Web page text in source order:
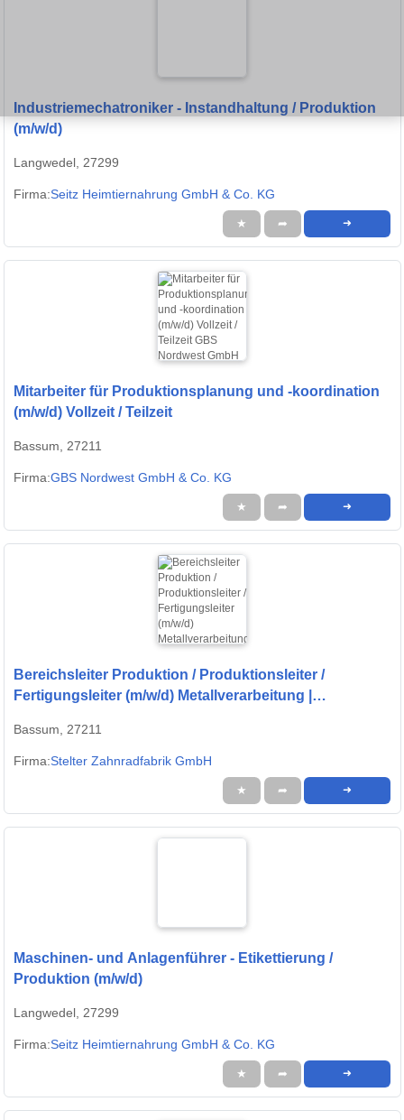
Industriemechatroniker - Instandhaltung / Produktion
(m/w/d)
Langwedel, 27299
Firma:Seitz Heimtiernahrung GmbH & Co. KG
★ ➦ ➜
Mitarbeiter für Produktionsplanung und -koordination
(m/w/d) Vollzeit / Teilzeit
Bassum, 27211
Firma:GBS Nordwest GmbH & Co. KG
★ ➦ ➜
Bereichsleiter Produktion / Produktionsleiter /
Fertigungsleiter (m/w/d) Metallverarbeitung |
Bassum, 27211
Firma:Stelter Zahnradfabrik GmbH
★ ➦ ➜
Maschinen- und Anlagenführer - Etikettierung /
Produktion (m/w/d)
Langwedel, 27299
Firma:Seitz Heimtiernahrung GmbH & Co. KG
★ ➦ ➜